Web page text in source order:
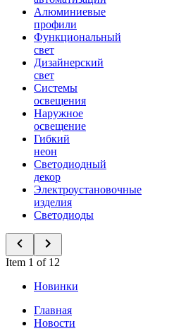
Алюминиевые
профили
Функциональный
свет
Дизайнерский
свет
Системы
освещения
Наружное
освещение
Гибкий
неон
Светодиодный
декор
Электроустановочные
изделия
Светодиоды
Item 1 of 12
Новинки
Главная
Новости